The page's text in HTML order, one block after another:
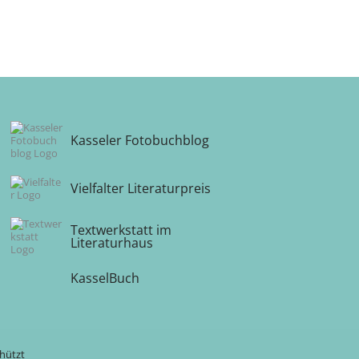
Kasseler Fotobuchblog
Vielfalter Literaturpreis
Textwerkstatt im
Literaturhaus
KasselBuch